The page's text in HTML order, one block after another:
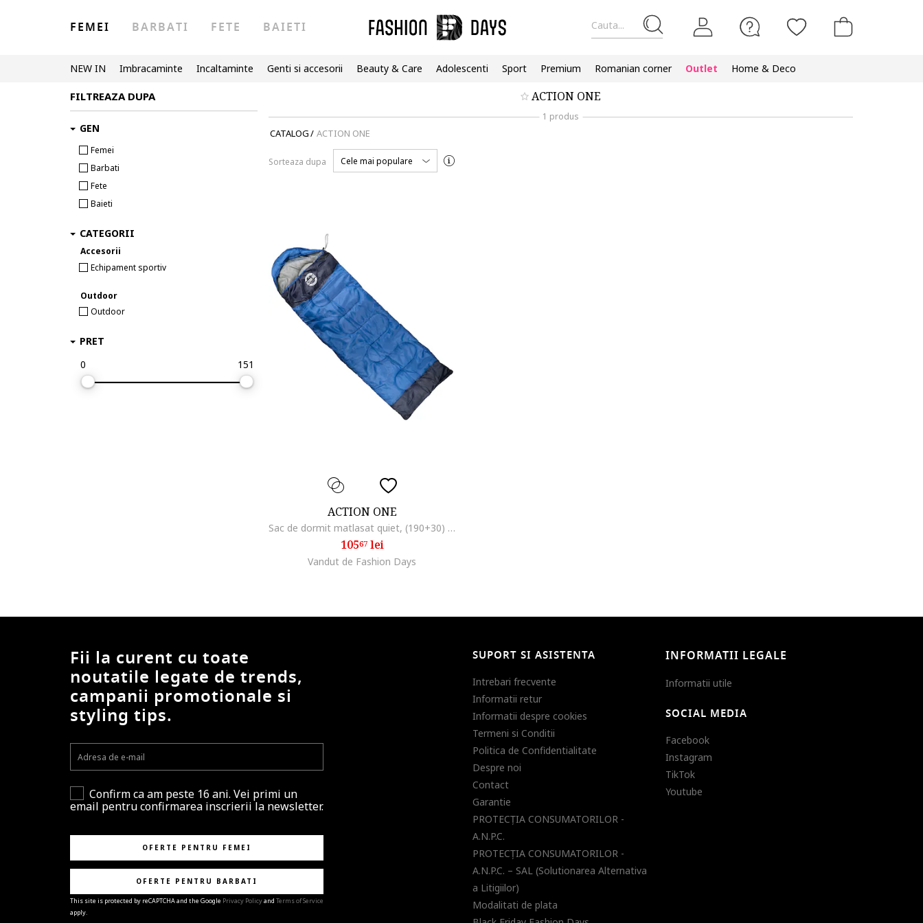
Cauta...
FEMEI BARBATI FETE BAIETI
NEW IN Imbracaminte Incaltaminte Genti si accesorii Beauty & Care Adolescenti Sport Premium Romanian corner Outlet Home & Deco
ACTION ONE
1 produs
CATALOG/ ACTION ONE
Sorteaza dupa Cele mai populare
ACTION ONE
Sac de dormit matlasat quiet, (190+30) x 75 cm
10567lei
Vandut de Fashion Days
FILTREAZA DUPA
GEN
Femei
Barbati
Fete
Baieti
CATEGORII
Accesorii
Echipament sportiv
Outdoor
Outdoor
PRET
0
151
Fii la curent cu toate
noutatile legate de trends,
campanii promotionale si
styling tips.
Confirm ca am peste 16 ani. Vei primi un
email pentru confirmarea inscrierii la newsletter.
OFERTE PENTRU FEMEI
OFERTE PENTRU BARBATI
This site is protected by reCAPTCHA and the Google Privacy Policyand Terms of Service
apply.
SUPORT SI ASISTENTA
Intrebari frecvente
Informatii retur
Informatii despre cookies
Termeni si Conditii
Politica de Confidentialitate
Despre noi
Contact
Garantie
PROTECŢIA CONSUMATORILOR -
A.N.P.C.
PROTECŢIA CONSUMATORILOR -
A.N.P.C. – SAL (Solutionarea Alternativa
a Litigiilor)
Modalitati de plata
INFORMATII LEGALE
Informatii utile
SOCIAL MEDIA
Facebook
Instagram
TikTok
Youtube